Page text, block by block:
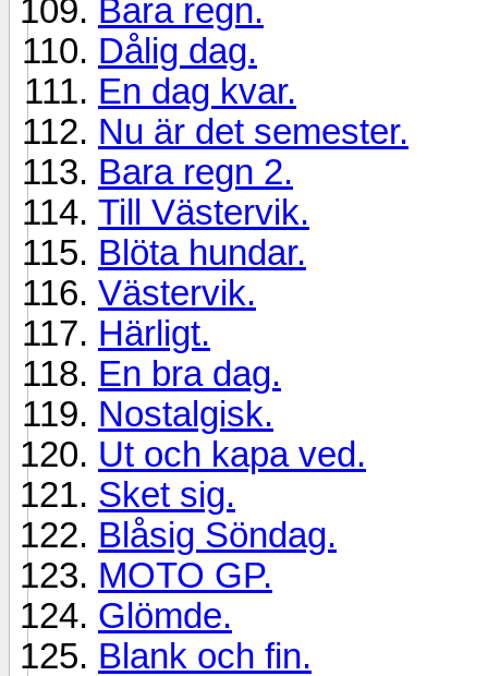
Bara regn.
Dålig dag.
En dag kvar.
Nu är det semester.
Bara regn 2.
Till Västervik.
Blöta hundar.
Västervik.
Härligt.
En bra dag.
Nostalgisk.
Ut och kapa ved.
Sket sig.
Blåsig Söndag.
MOTO GP.
Glömde.
Blank och fin.